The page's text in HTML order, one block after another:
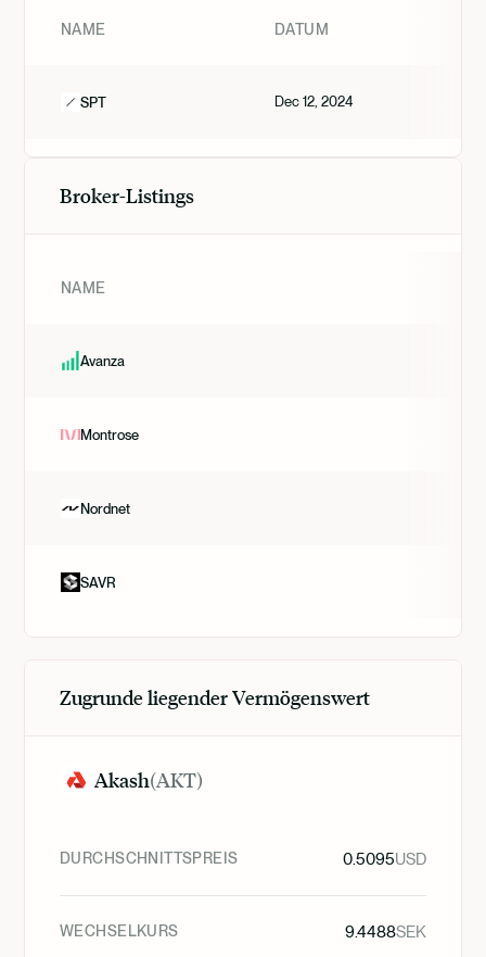
NAME DATUM
SPT Dec 12, 2024
Broker-Listings
NAME
Avanza
Montrose
Nordnet
SAVR
Zugrunde liegender Vermögenswert
Akash(AKT)
DURCHSCHNITTSPREIS 0.5095USD
WECHSELKURS 9.4488SEK